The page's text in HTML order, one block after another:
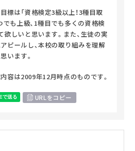
標は「資格検定3級以上！3種目取
でも上級、1種目でも多くの資格検
欲しいと思います。また、生徒の実
ピールし、本校の取り組みを理解
います。
容は2009年12月時点のものです。
URLをコピー